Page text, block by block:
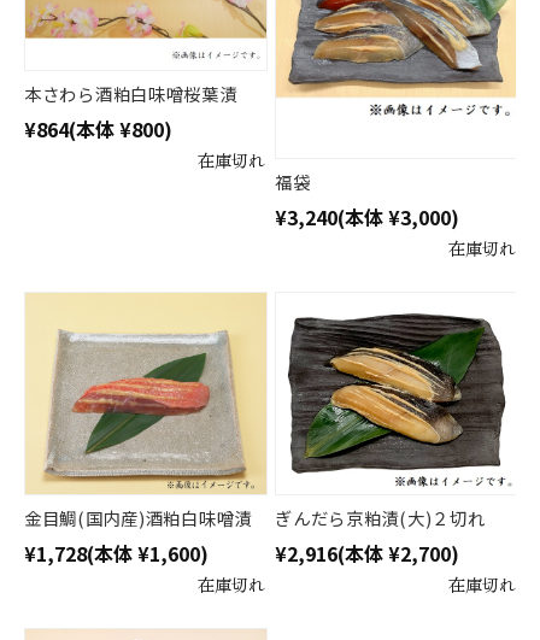
本さわら酒粕白味噌桜葉漬
¥864(本体 ¥800)
在庫切れ
福袋
¥3,240(本体 ¥3,000)
在庫切れ
金目鯛(国内産)酒粕白味噌漬
¥1,728(本体 ¥1,600)
在庫切れ
ぎんだら京粕漬(大)２切れ
¥2,916(本体 ¥2,700)
在庫切れ